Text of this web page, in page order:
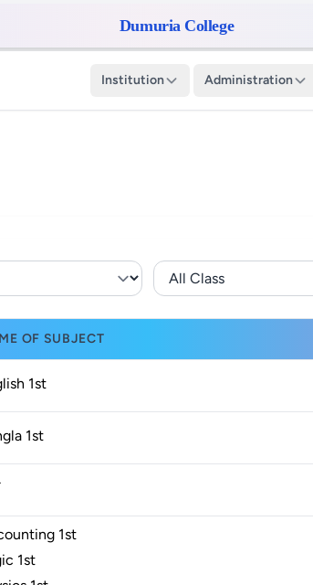
Dumuria College
Institution Administration
OF SUBJECT
1st
1st
1st
1st